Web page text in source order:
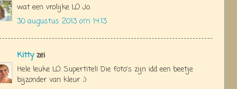
wat een vrolijke LO Jo.
30 augustus 2013 om 14:13
Kittyzei
Hele leuke LO. Supertitel! Die foto's zijn idd een beetje
bijzonder van kleur ;)